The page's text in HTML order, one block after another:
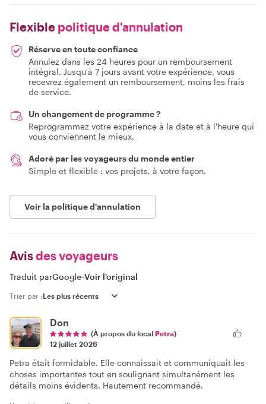
Flexible politique d'annulation
Réserve en toute confiance
Annulez dans les 24 heures pour un remboursement
intégral. Jusqu'à 7 jours avant votre expérience, vous
recevrez également un remboursement, moins les frais
de service.
Un changement de programme ?
Reprogrammez votre expérience à la date et à l'heure qui
vous conviennent le mieux.
Adoré par les voyageurs du monde entier
Simple et flexible : vos projets, à votre façon.
Voir la politique d'annulation
Avisdes voyageurs
Traduit parGoogle-Voir l'original
Trier par :
Don
(À propos du local Petra)
12 juillet 2026
Petra était formidable. Elle connaissait et communiquait les
choses importantes tout en soulignant simultanément les
détails moins évidents. Hautement recommandé.